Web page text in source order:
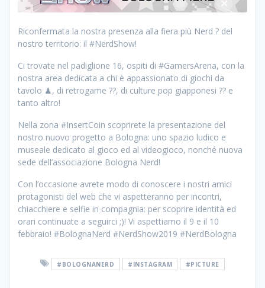
Riconfermata la nostra presenza alla fiera più Nerd ? del
nostro territorio: il #NerdShow!
Ci trovate nel padiglione 16, ospiti di #GamersArena, con la
nostra area dedicata a chi è appassionato di giochi da
tavolo ♟, di retrogame ??, di culture pop giapponesi ?? e
tanto altro!
Nella zona #InsertCoin scoprirete la presentazione del
nostro nuovo progetto a Bologna: uno spazio ludico e
museale dedicato al gioco ed al videogioco, nonché nuova
sede dell’associazione Bologna Nerd!
Con l’occasione avrete modo di conoscere i nostri amici
protagonisti del web che vi aspetteranno per incontri,
chiacchiere e selfie in compagnia: per scoprire identità ed
orari continuate a seguirci ;)! Vi aspettiamo il 9 e il 10
febbraio! #BolognaNerd #NerdShow2019 #NerdBologna
#BOLOGNANERD #INSTAGRAM #PICTURE